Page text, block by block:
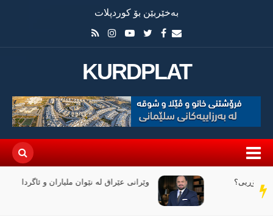
بەخێربێن بۆ کوردپلات
KURDPLAT
سەر
دێڕ
وێرانی عێراق لە نێوان ملیاران و ئاگردا